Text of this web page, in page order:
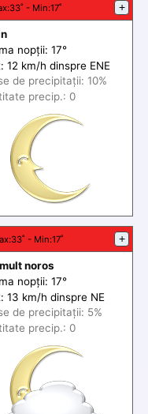
:33˚ - Min:17˚ +
nopții: 17°
12 km/h dinspre ENE
de precipitații: 10%
precip.: 0
:33˚ - Min:17˚ +
noros
nopții: 17°
13 km/h dinspre NE
de precipitații: 5%
precip.: 0